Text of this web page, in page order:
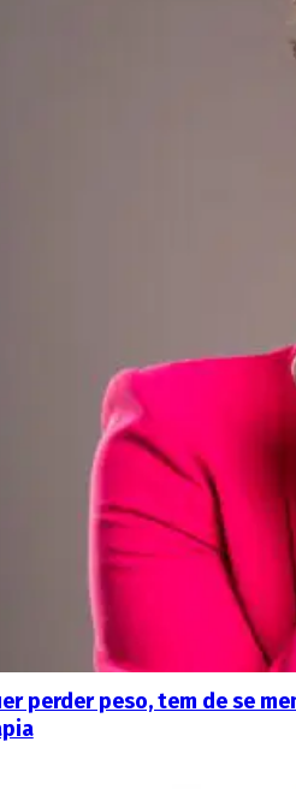
perder peso, tem de se